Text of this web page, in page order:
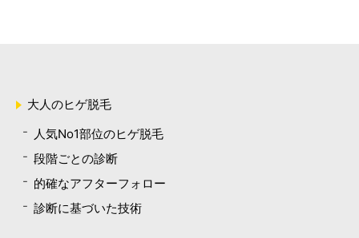
大人のヒゲ脱毛
人気No1部位のヒゲ脱毛
段階ごとの診断
的確なアフターフォロー
診断に基づいた技術